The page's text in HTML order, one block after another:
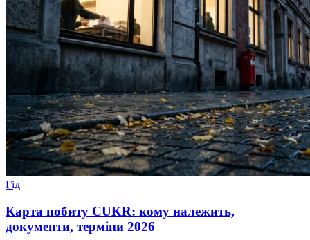
Гід
Карта побиту CUKR: кому належить,
документи, терміни 2026